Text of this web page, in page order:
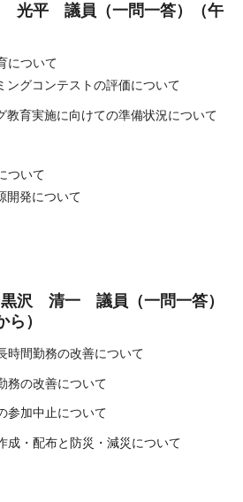
平 議員（一問一答）（午
について
グコンテストの評価について
育実施に向けての準備状況について
ついて
発について
沢 清一 議員（一問一答）
ら）
時間勤務の改善について
務の改善について
参加中止について
成・配布と防災・減災について